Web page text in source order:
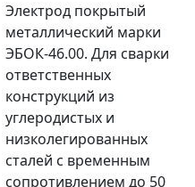
Электрод покрытый
металлический марки
ЭБОК-46.00. Для сварки
ответственных
конструкций из
углеродистых и
низколегированных
сталей с временным
сопротивлением до 50